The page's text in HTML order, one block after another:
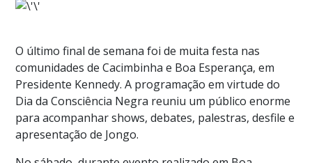
O último final de semana foi de muita festa nas
comunidades de Cacimbinha e Boa Esperança, em
Presidente Kennedy. A programação em virtude do
Dia da Consciência Negra reuniu um público enorme
para acompanhar shows, debates, palestras, desfile e
apresentação de Jongo.